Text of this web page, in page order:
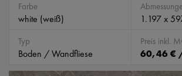
Farbe
white (weiß) 1.197 x
Typ
Boden / Wandfliese
Preis inkl.
60,46 €